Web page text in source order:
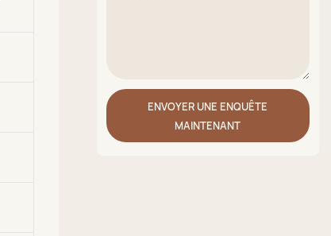
ENVOYER UNE ENQUÊTE
MAINTENANT